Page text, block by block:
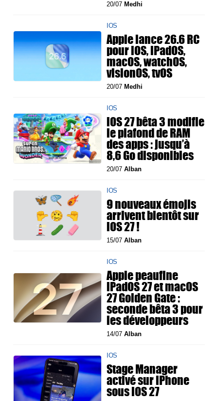
20/07 Medhi
IOS
Apple lance 26.6 RC
pour iOS, iPadOS,
macOS, watchOS,
visionOS, tvOS
20/07 Medhi
IOS
iOS 27 bêta 3 modifie
le plafond de RAM
des apps : jusqu’à
8,6 Go disponibles
20/07Alban
IOS
9 nouveaux émojis
arrivent bientôt sur
iOS 27 !
15/07Alban
IOS
Apple peaufine
iPadOS 27 et macOS
27 Golden Gate :
seconde bêta 3 pour
les développeurs
14/07Alban
IOS
Stage Manager
activé sur iPhone
sous iOS 27